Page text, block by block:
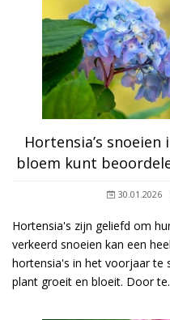
Hortensia’s
bloem kunt
30.01.2026
Hortensia's zijn geliefd om
verkeerd snoeien kan een
hortensia's in het voorjaar te
plant groeit en bloeit. Door